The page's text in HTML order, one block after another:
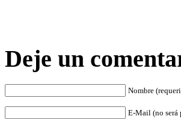
Deje un
Nombre
E-Mail (no será